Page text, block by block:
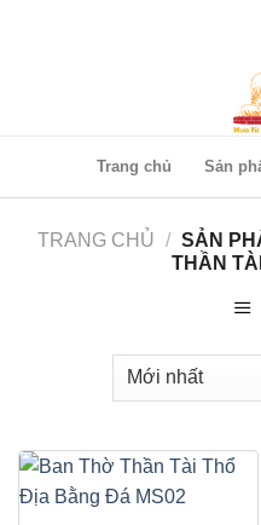
Trang chủ Sản
TRANG CHỦ / SẢN
THẦN